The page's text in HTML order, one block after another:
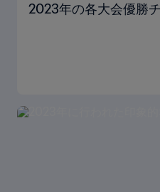
2023年の各大会優勝